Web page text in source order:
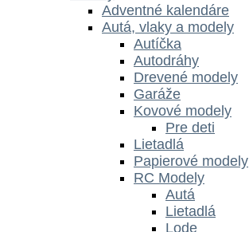
Adventné kalendáre
Autá, vlaky a modely
Autíčka
Autodráhy
Drevené modely
Garáže
Kovové modely
Pre deti
Lietadlá
Papierové modely
RC Modely
Autá
Lietadlá
Lode